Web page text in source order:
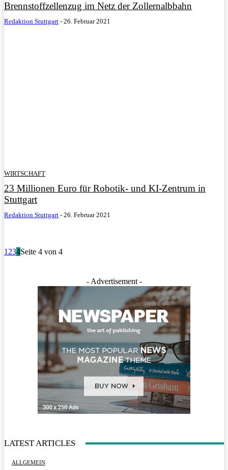
Brennstoffzellenzug im Netz der Zollernalbbahn
Redaktion Stuttgart - 26. Februar 2021
WIRTSCHAFT
23 Millionen Euro für Robotik- und KI-Zentrum in
Stuttgart
Redaktion Stuttgart - 26. Februar 2021
1 234Seite 4 von 4
- Advertisement -
LATEST ARTICLES
ALLGEMEIN